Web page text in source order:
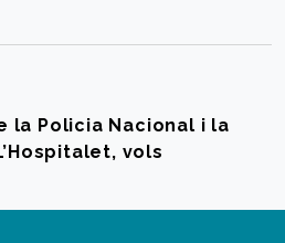
la Policia Nacional i la
vols